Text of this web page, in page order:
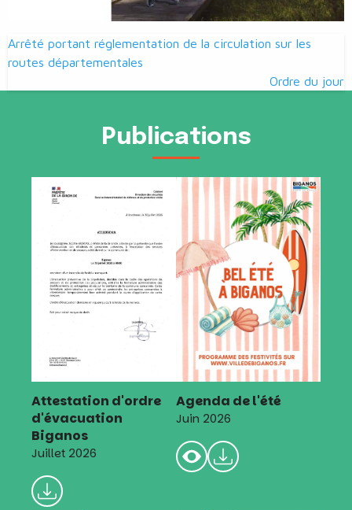
Navigation
de
l’article
Arrêté portant réglementation de la circulation sur les
routes départementales
Ordre du jour
Publications
Attestation d'ordre
d'évacuation
Biganos
Juillet 2026
Agenda de l'été
Juin 2026